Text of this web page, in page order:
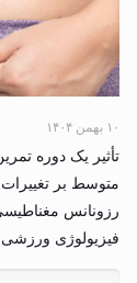
۱۰ بهمن ۱۴۰۴
تأثیر یک دوره
متوسط بر
رزونانس
فیزیولوژی ورزشی